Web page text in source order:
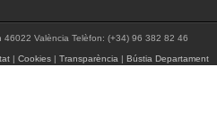
46022 València Telèfon: (+34) 96 382 82 46
|Cookies |Transparència |Bústia Departament